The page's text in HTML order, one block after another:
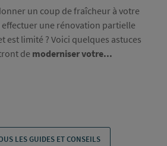
un coup de fraîcheur à votre
effectuer une rénovation partielle
est limité ? Voici quelques astuces
de moderniser votre...
LES GUIDES ET CONSEILS